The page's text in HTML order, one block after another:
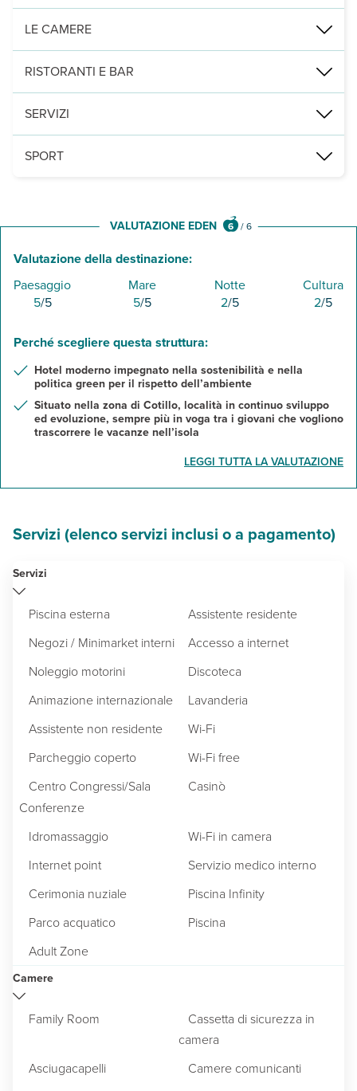
a soli 300 m dalla struttura si estende la lunghissima e
LE CAMERE
153 camere (26 m ), tutte con servizi privati, asciugacapelli, TV,
RISTORANTI E BAR
2 bar di cui 1 in piscina e 1 situato su una terrazza vista mare,
SERVIZI
piscina riscaldata durante l'inverno (novembre-aprile),
SPORT
VALUTAZIONE EDEN 6 /6
Valutazione della destinazione:
Paesaggio
5/5
Mare
5/5
Notte
2/5
Cultura
2/5
Perché scegliere questa struttura:
Hotel moderno impegnato nella sostenibilità e nella
politica green per il rispetto dell’ambiente
Situato nella zona di Cotillo, località in continuo sviluppo
ed evoluzione, sempre più in voga tra i giovani che vogliono
trascorrere le vacanze nell’isola
LEGGI TUTTA LA VALUTAZIONE
Servizi (elenco servizi inclusi o a pagamento)
Servizi
Piscina esterna
Assistente residente
Negozi / Minimarket interni
Accesso a internet
Noleggio motorini
Discoteca
Animazione internazionale
Lavanderia
Assistente non residente
Wi-Fi
Parcheggio coperto
Wi-Fi free
Centro Congressi/Sala
Conferenze
Casinò
Idromassaggio
Wi-Fi in camera
Internet point
Servizio medico interno
Cerimonia nuziale
Piscina Infinity
Parco acquatico
Piscina
Adult Zone
Camere
Family Room
Cassetta di sicurezza in
camera
Asciugacapelli
Camere comunicanti